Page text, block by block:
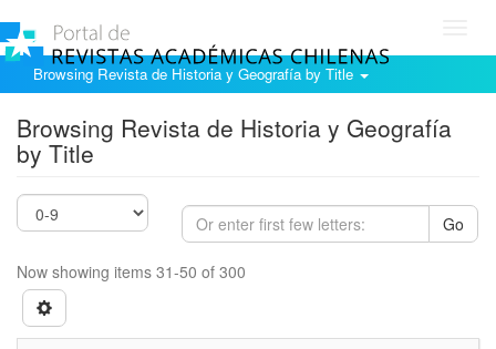
Browsing Revista de Historia y Geografía by Title
Browsing Revista de Historia y Geografía
by Title
Go
Now showing items 31-50 of 300